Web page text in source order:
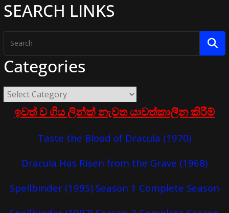
SEARCH LINKS
Categories
ඉවත් ව ගිය ලින්ක් නැවත යාවත්කාලීන කිරීම්
Taste the Blood of Dracula (1970)
Dracula Has Risen from the Grave (1968)
Spellbinder (1995) Season 1 Complete Season